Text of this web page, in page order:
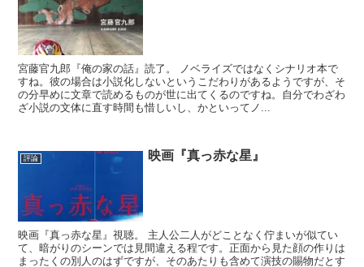
宮藤官九郎『俺の家の話』読了。 ノベライズではなくシナリオ本で
すね。彼の場合は小説化しないというこだわりがあるようですが、そ
の分早めに文章で読めるものが世に出てくるのですね。自分でわざわ
ざ小説の文体に直す時間も惜しいし、かといってノ...
評論 映画『真っ赤な星』
映画『真っ赤な星』視聴。 主人公二人がどことなく佇まいが似てい
て、暗がりのシーンでは見間違える程です。正面から見た顔の作りは
まったくの別人のはずですが、そのあたりも含めて演技の賜物だとす